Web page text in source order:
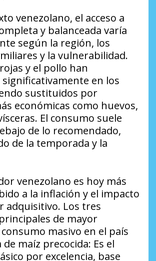
venezolano, el acceso a
y balanceada varía
según la región, los
y la vulnerabilidad.
y el pollo han
en los
sustituidos por
económicas como huevos,
El consumo suele
de lo recomendado,
de la temporada y la
venezolano es hoy más
a la inflación y el impacto
adquisitivo. Los tres
de mayor
masivo en el país
maíz precocida: Es el
por excelencia, base